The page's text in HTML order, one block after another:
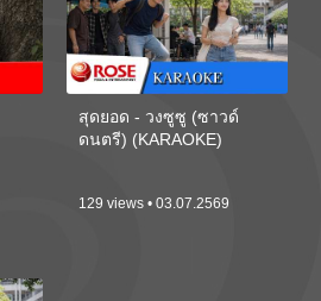
สุดยอด - วงซูซู (ซาวด์
ดนตรี) (KARAOKE)
129 views • 03.07.2569